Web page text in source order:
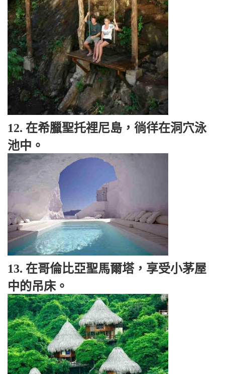
12. 在希臘聖托裡尼島，徜徉在洞穴泳
池中。
13. 在哥倫比亞聖馬爾塔，享受小茅屋
中的吊床。